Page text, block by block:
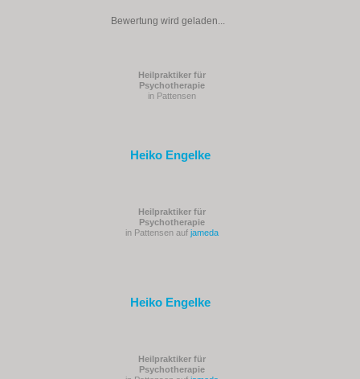
Bewertung wird geladen...
Heilpraktiker für
Psychotherapie
in Pattensen
Heiko Engelke
Heilpraktiker für
Psychotherapie
in Pattensen auf jameda
Heiko Engelke
Heilpraktiker für
Psychotherapie